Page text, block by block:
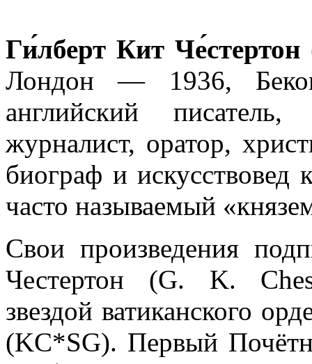
Ги́лберт Кит Че́стертон
Лондон — 1936,
английский
журналист, оратор,
биограф и
часто называемый
Свои произведения
Честертон (G. K.
звездой ватиканского
(KC*SG). Первый